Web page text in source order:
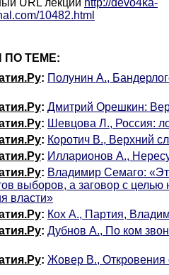
URL лекции http://devo4ka-
10482.html
ТЕМЕ:
: Полунин А.,
: Дмитрий Орешкин:
: Шевцова Л., Россия:
: Коротич В., Верхний
: Илларионов А.,
: Владимир Семаго:
выборов, а заговор с целью
власти»
: Кох А., Партия,
: Дубнов А., По ком
: Жовер В., Откровения